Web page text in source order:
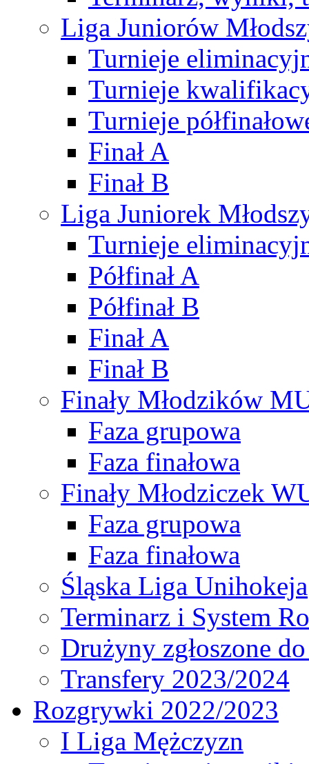
Liga Juniorów
Turnieje
Turnieje
Turnieje
Finał A
Finał B
Liga Juniorek
Turnieje
Półfinał A
Półfinał B
Finał A
Finał B
Finały Młodzików
Faza grupowa
Faza finałowa
Finały Młodziczek
Faza grupowa
Faza finałowa
Śląska Liga Unihokeja
Terminarz i System
Drużyny zgłoszone
Transfery 2023/2024
Rozgrywki 2022/2023
I Liga Mężczyzn